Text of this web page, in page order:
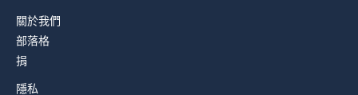
關於我們
部落格
捐
隱私